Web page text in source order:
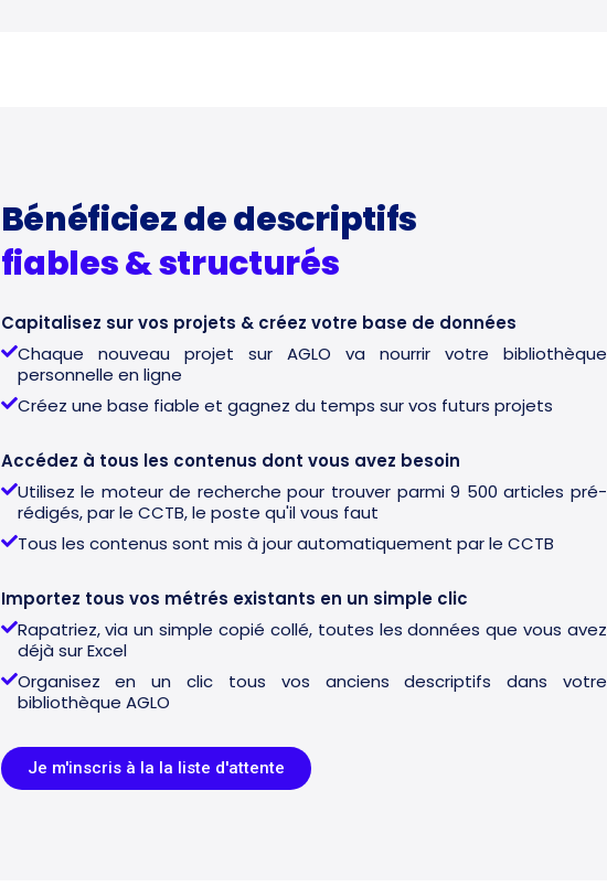
Bénéficiez de descriptifs
fiables & structurés
Capitalisez sur vos projets & créez votre base de données
Chaque nouveau projet sur AGLO va nourrir votre bibliothèque
personnelle en ligne
Créez une base fiable et gagnez du temps sur vos futurs projets
Accédez à tous les contenus dont vous avez besoin
Utilisez le moteur de recherche pour trouver parmi 9 500 articles pré-
rédigés, par le CCTB, le poste qu'il vous faut
Tous les contenus sont mis à jour automatiquement par le CCTB
Importez tous vos métrés existants en un simple clic
Rapatriez, via un simple copié collé, toutes les données que vous avez
déjà sur Excel
Organisez en un clic tous vos anciens descriptifs dans votre
bibliothèque AGLO
Je m'inscris à la la liste d'attente